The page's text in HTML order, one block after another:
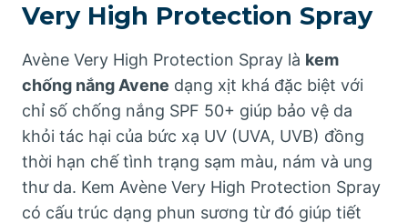
Very High Protection Spray
Avène Very High Protection Spray là kem
chống nắng Avene dạng xịt khá đặc biệt với
chỉ số chống nắng SPF 50+ giúp bảo vệ da
khỏi tác hại của bức xạ UV (UVA, UVB) đồng
thời hạn chế tình trạng sạm màu, nám và ung
thư da. Kem Avène Very High Protection Spray
có cấu trúc dạng phun sương từ đó giúp tiết